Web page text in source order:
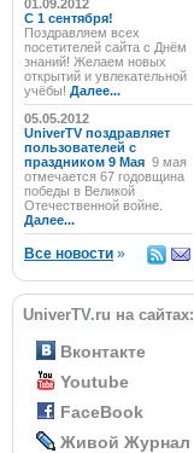
01.09.2012
C 1 сентября!
Поздравляем всех
посетителей сайта с Днём
знаний! Желаем новых
открытий и увлекательной
учёбы! Далее...
05.05.2012
UniverTV поздравляет
пользователей с
праздником 9 Мая 9 мая
отмечается 67 годовщина
победы в Великой
Отечественной войне.
Далее...
Все новости »
UniverTV.ru на сайтах:
Вконтакте
Youtube
FaceBook
Живой Журнал